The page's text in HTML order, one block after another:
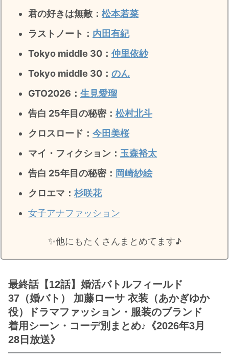
君の好きは無敵 ： 松本若菜
ラストノート ： 内田有紀
Tokyo middle 30： 仲里依紗
Tokyo middle 30： のん
GTO2026： 生見愛瑠
告白 25年目の秘密： 松村北斗
クロスロード： 今田美桜
マイ・フィクション： 玉森裕太
告白 25年目の秘密： 岡崎紗絵
クロエマ： 杉咲花
女子アナファッション
✨️他にもたくさんまとめてます♪
最終話【12話】婚活バトルフィールド
37（婚バト） 加藤ローサ 衣装（あかぎゆか
役）ドラマファッション・服装のブランド
着用シーン・コーデ別まとめ♪《2026年3月
28日放送》